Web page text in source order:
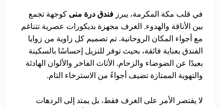
في قلب مكة المكرمة، يبرز فندق درة منى كوجهة تجمع
بين الأناقة والهدوء. الغرف مجهزة بديكورات عصرية تتناغم
مع أجواء المكان الروحانية. تم تصميم كل زاوية من زوايا
الفندق بعناية فائقة، بحيث توفر للنزيل إحساسًا بالسكينة
بعيدًا عن الضوضاء والزحام. الأثاث الفاخر والألوان الهادئة
والتهوية الممتازة تضيف أجواءً من الاسترخاء التام.
لا يقتصر الأمر على الغرف فقط، بل يمتد إلى الردهات